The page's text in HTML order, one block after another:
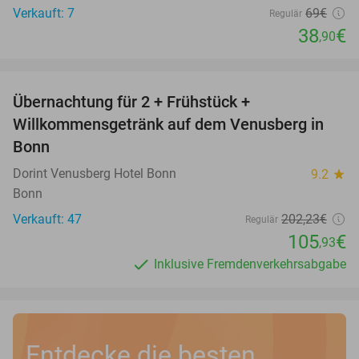
Verkauft: 7 Regulär 69€
38,90€
Übernachtung für 2 + Frühstück +
Willkommensgetränk auf dem Venusberg in
Bonn
Dorint Venusberg Hotel Bonn 9.2 star
Bonn
Verkauft: 47
Regulär 202,23€
105,93€
Inklusive Fremdenverkehrsabgabe